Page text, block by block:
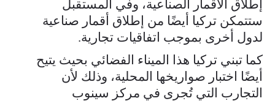
إطلاق الأقمار الصناعية، وفي المستقبل
ستتمكن تركيا أيضًا من إطلاق أقمار صناعية
لدول أخرى بموجب اتفاقيات تجارية.
كما تبني تركيا هذا الميناء الفضائي بحيث يتيح
أيضًا اختبار صواريخها المحلية، وذلك لأن
التجارب التي تُجرى في مركز سينوب